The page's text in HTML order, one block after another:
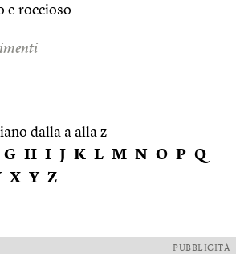
e roccioso
dalla a alla z
G H I J K L M N O P Q
X Y Z
PUBBLICITÀ